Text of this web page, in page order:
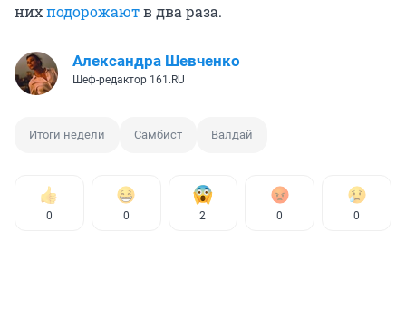
нихподорожаютв два раза.
Александра Шевченко
Шеф-редактор 161.RU
Итоги недели Самбист Валдай
0 0 2 0 0